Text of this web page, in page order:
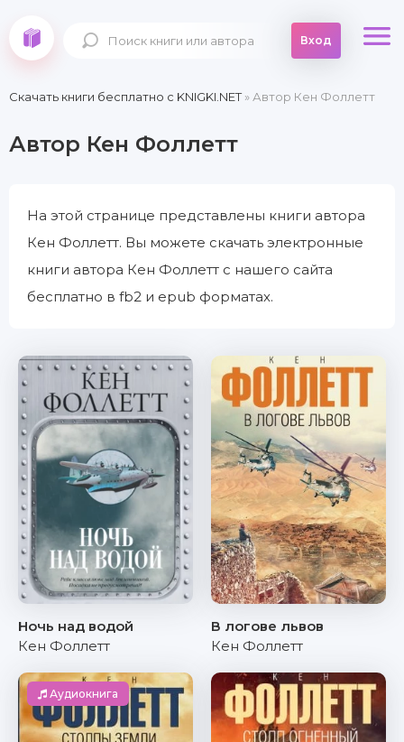
Вход
Скачать книги бесплатно c KNIGKI.NET» Автор Кен Фоллетт
Автор Кен Фоллетт
На этой странице представлены книги автора
Кен Фоллетт. Вы можете скачать электронные
книги автора Кен Фоллетт с нашего сайта
бесплатно в fb2 и epub форматах.
Ночь над водой
Кен Фоллетт
В логове львов
Кен Фоллетт
Аудиокнига